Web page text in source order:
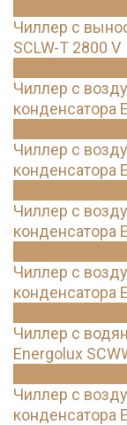
Чиллер с
SCLW-T 2800 V
Чиллер с
конденсатора
Чиллер с
конденсатора
Чиллер с
конденсатора
Чиллер с
конденсатора
Чиллер с
Energolux
Чиллер с
конденсатора